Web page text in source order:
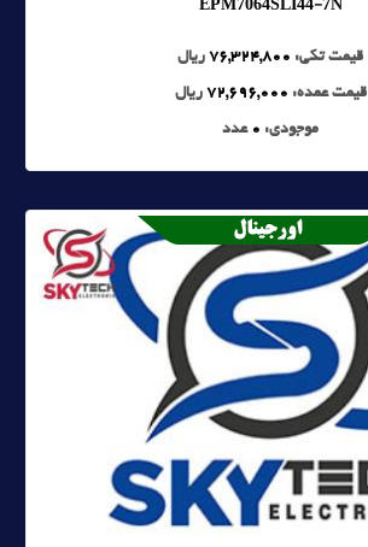
قیمت تکی: 76,324,800 ریال
قیمت عمده: 72,696,000 ریال
موجودی: 0 عدد